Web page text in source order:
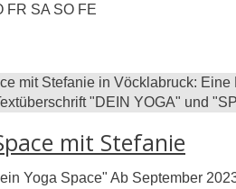
geöffnet
geöffnet
Donnerstag geöffnet
FR Freitag geöffnet
SA Samstag geöffnet
SO Sonntag geöffnet
FE
mit Stefanie
Yoga Space" Ab September